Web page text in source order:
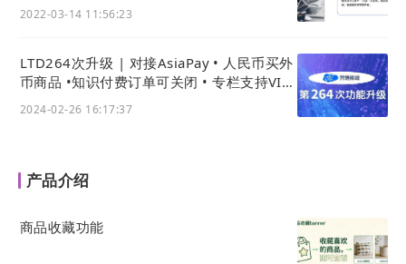
2022-03-14 11:56:23
LTD264次升级 | 对接AsiaPay • 人民币买外
币商品 •知识付费订单可关闭 • 专栏支持VIP
免支付购买
2024-02-26 16:17:37
产品介绍
商品收藏功能